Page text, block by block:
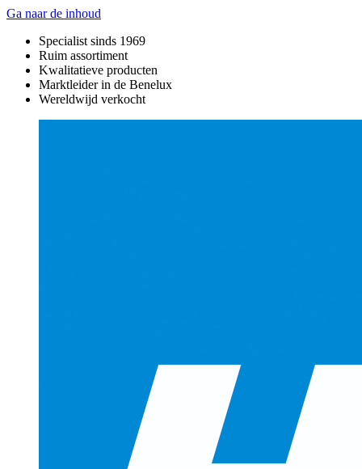
Ga naar de inhoud
Specialist sinds 1969
Ruim assortiment
Kwalitatieve producten
Marktleider in de Benelux
Wereldwijd verkocht